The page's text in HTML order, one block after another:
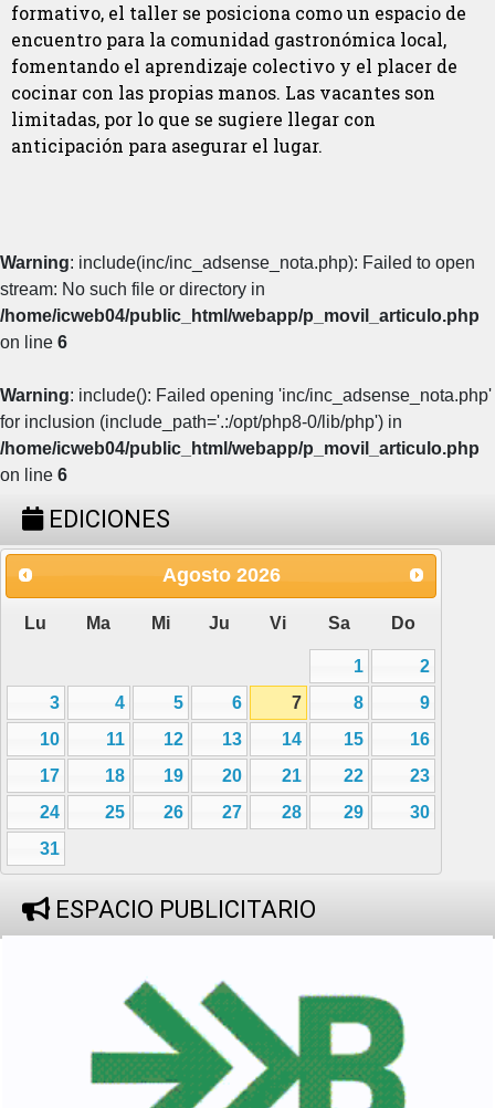
formativo, el taller se posiciona como un espacio de
encuentro para la comunidad gastronómica local,
fomentando el aprendizaje colectivo y el placer de
cocinar con las propias manos. Las vacantes son
limitadas, por lo que se sugiere llegar con
anticipación para asegurar el lugar.
Warning: include(inc/inc_adsense_nota.php): Failed to open
stream: No such file or directory in
/home/icweb04/public_html/webapp/p_movil_articulo.php
on line 6
Warning: include(): Failed opening 'inc/inc_adsense_nota.php'
for inclusion (include_path='.:/opt/php8-0/lib/php') in
/home/icweb04/public_html/webapp/p_movil_articulo.php
on line 6
EDICIONES
Agosto 2026
Lu Ma Mi Ju Vi Sa Do
1
2
3
4 5 6 7 8
9
10
11 12 13 14 15
16
17
18 19 20 21 22
23
24
25 26 27 28 29
30
31
ESPACIO PUBLICITARIO